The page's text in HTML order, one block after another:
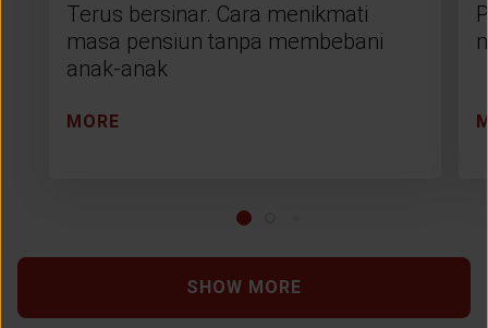
Terus bersinar. Cara menikmati
masa pensiun tanpa membebani
anak-anak
MORE
SHOW MORE